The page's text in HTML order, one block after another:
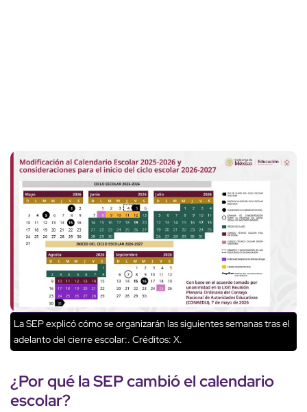
La SEP explicó cómo se organizarán las siguientes semanas tras el
adelanto del cierre escolar:. Créditos: X.
¿Por qué la SEP cambió el calendario
escolar?